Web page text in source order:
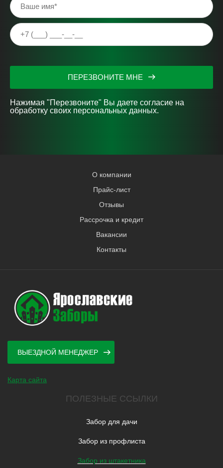
ПЕРЕЗВОНИТЕ МНЕ
Нажимая "Перезвоните" Вы даете согласие на
обработку своих персональных данных.
О компании
Прайс-лист
Отзывы
Рассрочка и кредит
Вакансии
Контакты
ВЫЕЗДНОЙ МЕНЕДЖЕР
Карта сайта
ПОЛЕЗНЫЕ ССЫЛКИ
Забор для дачи
Забор из профлиста
Забор из штакетника